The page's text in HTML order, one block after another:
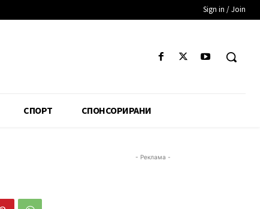
Sign in / Join
СПОРТ СПОНСОРИРАНИ
- Реклама -